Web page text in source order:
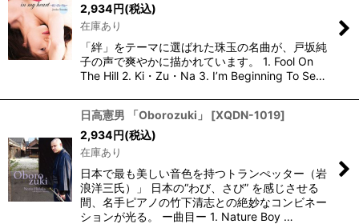
2,934円(税込)
在庫あり
「絆」をテーマに選ばれた珠玉の名曲が、戸坂純
子の声で爽やかに描かれています。 1. Fool On
The Hill 2. Ki・Zu・Na 3. I’m Beginning To Se…
日高憲男 「Oborozuki」 [XQDN-1019]
2,934円(税込)
在庫あり
日本で最も美しい音色を持つトランぺッター（岩
浪洋三氏）」 日本の“わび、さび” を感じさせる
間、名手ピアノの竹下清志との絶妙なコンビネー
ションが光る。 ー曲目ー 1. Nature Boy …